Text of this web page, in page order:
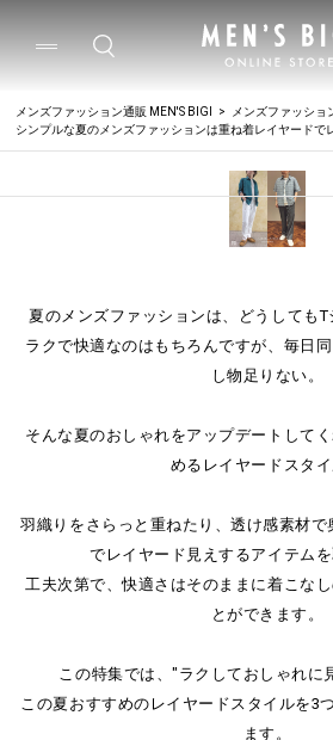
メンズファッション通販 MEN'S BIGI
メンズファッショ
シンプルな夏のメンズファッションは重ね着レイヤードで
夏のメンズファッションは、どうしてもT
ラクで快適なのはもちろんですが、毎日
し物足りない。
そんな夏のおしゃれをアップデートして
めるレイヤードスタイ
羽織りをさらっと重ねたり、透け感素材
でレイヤード見えするアイテムを
工夫次第で、快適さはそのままに着こな
とができます。
この特集では、"ラクしておしゃれに
この夏おすすめのレイヤードスタイルを3
ます。